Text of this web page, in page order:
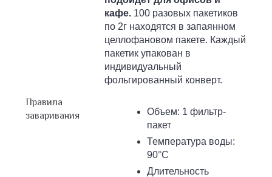
кафе. 100 разовых пакетиков
по 2г находятся в запаянном
целлофановом пакете. Каждый
пакетик упакован в
индивидуальный
фольгированный конверт.
Правила
заваривания
Объем: 1 фильтр-
пакет
Температура воды:
90°С
Длительность